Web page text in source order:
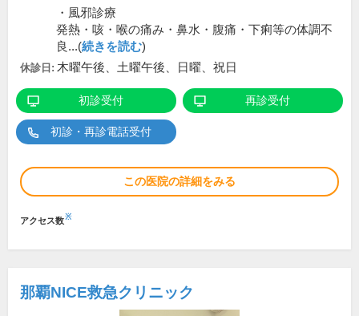
・風邪診療
発熱・咳・喉の痛み・鼻水・腹痛・下痢等の体調不
良...(続きを読む)
休診日: 木曜午後、土曜午後、日曜、祝日
初診受付 再診受付
初診・再診電話受付
この医院の詳細をみる
アクセス数※
那覇NICE救急クリニック